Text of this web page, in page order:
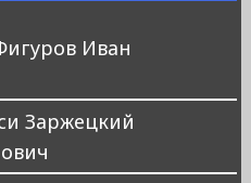
Иван
Заржецкий